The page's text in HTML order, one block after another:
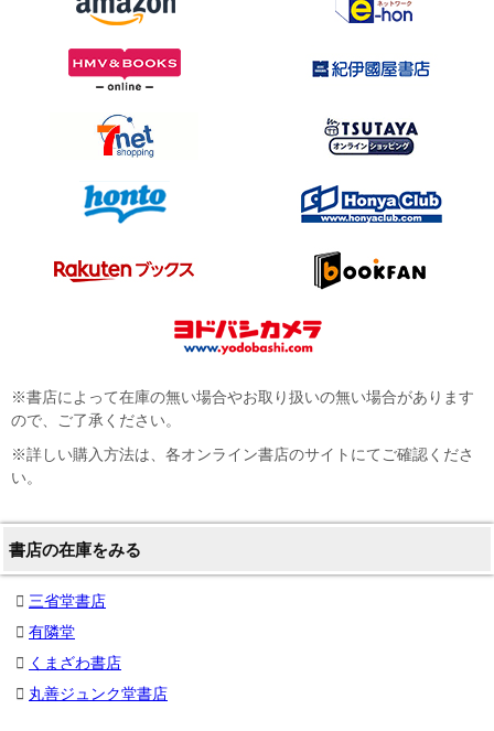
※書店によって在庫の無い場合やお取り扱いの無い場合があります
ので、ご了承ください。
※詳しい購入方法は、各オンライン書店のサイトにてご確認くださ
い。
書店の在庫をみる
三省堂書店
有隣堂
くまざわ書店
丸善ジュンク堂書店